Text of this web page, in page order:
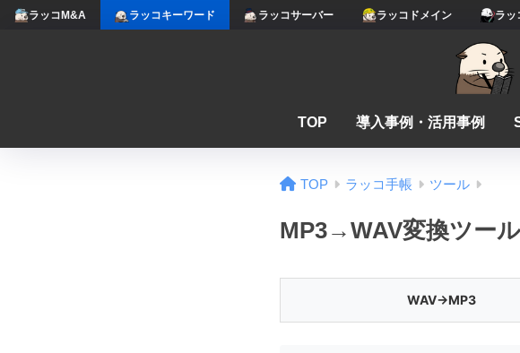
ラッコM&A ラッコキーワード ラッコサーバー ラッコドメイン ラッ
TOP 導入事例・活用事例
TOP ラッコ手帳 ツール
MP3→WAV変換ツール
WAV→MP3